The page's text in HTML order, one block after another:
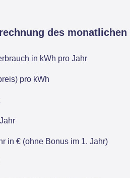
des
in kWh pro Jahr
pro kWh
in € (ohne Bonus im 1. Jahr)